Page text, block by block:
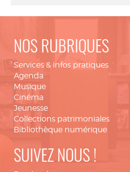
NOS RUBRIQUES
Services & infos pratiques
Agenda
Musique
Cinéma
Jeunesse
Collections patrimoniales
Bibliothèque numérique
SUIVEZ NOUS !